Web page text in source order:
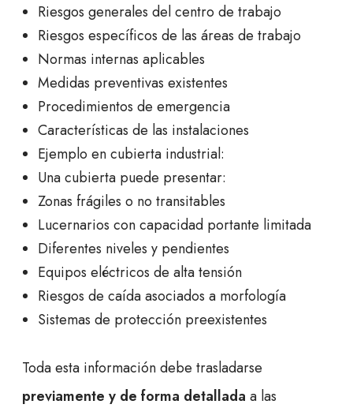
Riesgos generales del centro de trabajo
Riesgos específicos de las áreas de trabajo
Normas internas aplicables
Medidas preventivas existentes
Procedimientos de emergencia
Características de las instalaciones
Ejemplo en cubierta industrial:
Una cubierta puede presentar:
Zonas frágiles o no transitables
Lucernarios con capacidad portante limitada
Diferentes niveles y pendientes
Equipos eléctricos de alta tensión
Riesgos de caída asociados a morfología
Sistemas de protección preexistentes
Toda esta información debe trasladarse
previamente y de forma detallada a las